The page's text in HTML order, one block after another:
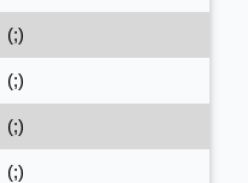
(;)
(;)
(;)
(;)